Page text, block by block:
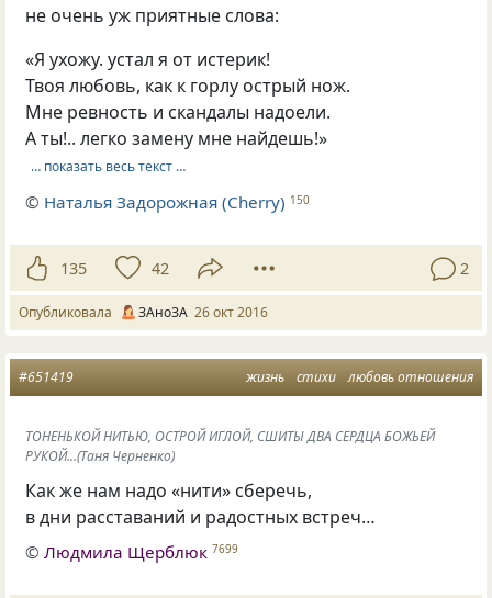
не очень уж приятные слова:
«Я ухожу. устал я от истерик!
Твоя любовь, как к горлу острый нож.
Мне ревность и скандалы надоели.
А ты!.. легко замену мне найдешь!»
… показать весь текст …
© Наталья Задорожная (Cherry) 150
135 42 2
Опубликовала ЗАноЗА 26 окт 2016
жизнь стихи любовь отношения
#651419
ТОНЕНЬКОЙ НИТЬЮ, ОСТРОЙ ИГЛОЙ, СШИТЫ ДВА СЕРДЦА БОЖЬЕЙ
РУКОЙ...(Таня Черненко)
Как же нам надо «нити» сберечь,
в дни расставаний и радостных встреч…
©Людмила Щерблюк 7699